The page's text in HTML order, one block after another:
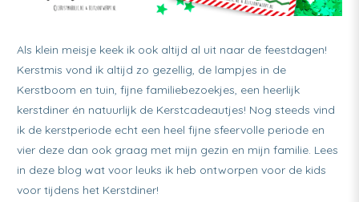
Als klein meisje keek ik ook altijd al uit naar de feestdagen!
Kerstmis vond ik altijd zo gezellig, de lampjes in de
Kerstboom en tuin, fijne familiebezoekjes, een heerlijk
kerstdiner én natuurlijk de Kerstcadeautjes! Nog steeds vind
ik de kerstperiode echt een heel fijne sfeervolle periode en
vier deze dan ook graag met mijn gezin en mijn familie. Lees
in deze blog wat voor leuks ik heb ontworpen voor de kids
voor tijdens het Kerstdiner!